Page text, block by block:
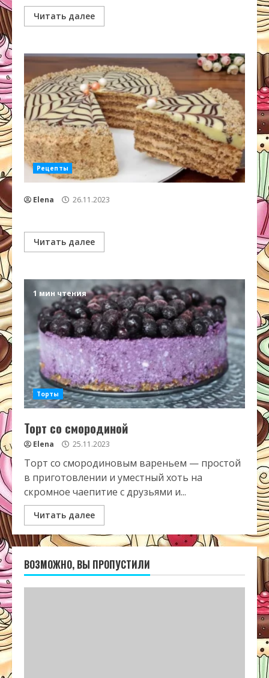
Читать далее
Рецепты
Elena 26.11.2023
Читать далее
1 мин чтения
Торты
Торт со смородиной
Elena 25.11.2023
Торт со смородиновым вареньем — простой
в приготовлении и уместный хоть на
скромное чаепитие с друзьями и...
Читать далее
ВОЗМОЖНО, ВЫ ПРОПУСТИЛИ